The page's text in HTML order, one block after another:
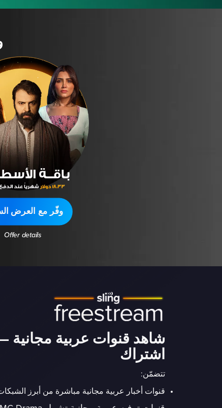
وفّر مع العرض
Offer details
شاهد قنوات عربية مجانية
اشتراك
تتضمّن:
قنوات أخبار عربية مجانية مباشرة من أبرز